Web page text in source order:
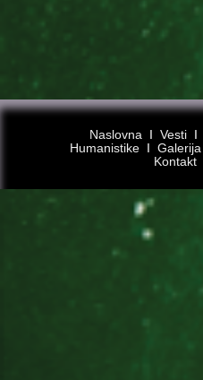
Naslovna Ι Vesti Ι
Humanistike Ι Galerija
Kontakt